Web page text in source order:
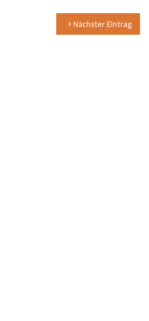
Nächster Eintrag